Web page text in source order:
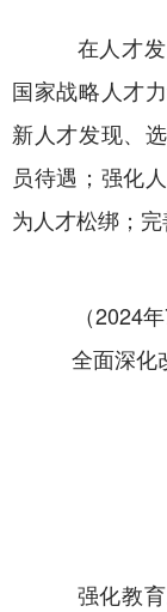
在人才
国家战略人才
新人才发现、
员待遇；强化
为人才松绑；完
（2024
全面深化
强化教